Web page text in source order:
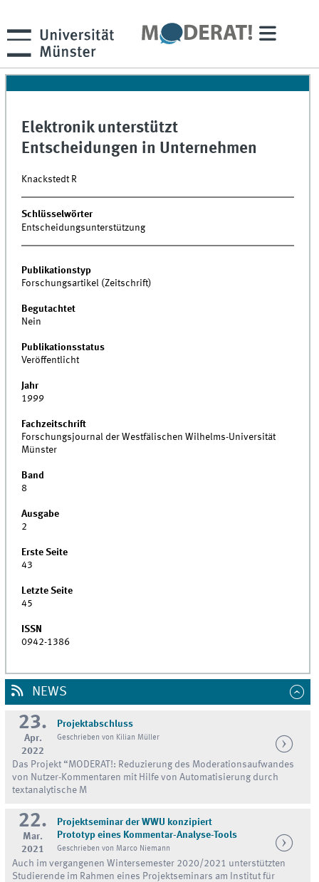
Elektronik unterstützt
Entscheidungen in Unternehmen
Knackstedt R
Schlüsselwörter
Entscheidungsunterstützung
Publikationstyp
Forschungsartikel (Zeitschrift)
Begutachtet
Nein
Publikationsstatus
Veröffentlicht
Jahr
1999
Fachzeitschrift
Forschungsjournal der Westfälischen Wilhelms-Universität
Münster
Band
8
Ausgabe
2
Erste Seite
43
Letzte Seite
45
ISSN
0942-1386
NEWS
23.
Apr.
2022
Projektabschluss
Geschrieben von Kilian Müller
Das Projekt “MODERAT!: Reduzierung des Moderationsaufwandes
von Nutzer-Kommentaren mit Hilfe von Automatisierung durch
textanalytische M
22.
Mar.
2021
Projektseminar der WWU konzipiert
Prototyp eines Kommentar-Analyse-Tools
Geschrieben von Marco Niemann
Auch im vergangenen Wintersemester 2020/2021 unterstützten
Studierende im Rahmen eines Projektseminars am Institut für